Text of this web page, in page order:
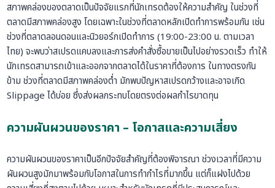
สภาพคล่องของตลาดเป็นปัจจัยแรกที่นักเทรดต้องให้ความสำคัญ ในช่วงที่
ตลาดมีสภาพคล่องสูง โดยเฉพาะในช่วงที่ตลาดหลักเปิดทำการพร้อมกัน เช่น
ช่วงที่ตลาดลอนดอนและนิวยอร์กเปิดทำการ (19:00-23:00 น. ตามเวลา
ไทย) จะพบว่าสเปรดแคบลงและการส่งคำสั่งซื้อขายเป็นไปอย่างรวดเร็ว ทำให้
นักเทรดสามารถเข้าและออกจากตลาดได้ในราคาที่ต้องการ ในทางตรงกัน
ข้าม ช่วงที่ตลาดมีสภาพคล่องต่ำ มักพบปัญหาสเปรดกว้างและอาจเกิด
Slippage ได้บ่อย ซึ่งส่งผลกระทบโดยตรงต่อผลกำไรขาดทุน
ความผันผวนของราคา – โอกาสและความเสี่ยง
ความผันผวนของราคาเป็นอีกปัจจัยสำคัญที่ต้องพิจารณา ช่วงเวลาที่มีความ
ผันผวนสูงมักมาพร้อมกับโอกาสในการทำกำไรที่มากขึ้น แต่ก็แฝงไปด้วย